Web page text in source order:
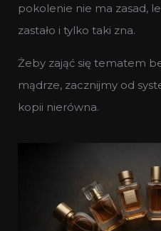
pokolenie nie ma zasad,
zastało i tylko taki zna.
Żeby zająć się tematem
mądrze, zacznijmy od
kopii nierówna.